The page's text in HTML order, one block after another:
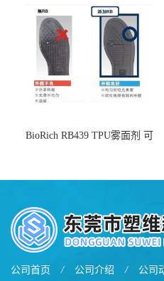
BioRich RB439 TPU雾面剂 可
公司首页 / 公司介绍 / 公司